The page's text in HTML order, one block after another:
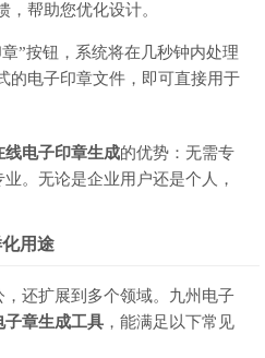
帮助您优化设计。
章”按钮，系统将在几秒钟内处理
的电子印章文件，即可直接用于
线电子印章生成的优势：无需专
。无论是企业用户还是个人，
用途
还扩展到多个领域。九州电子
子章生成工具 ，能满足以下常见